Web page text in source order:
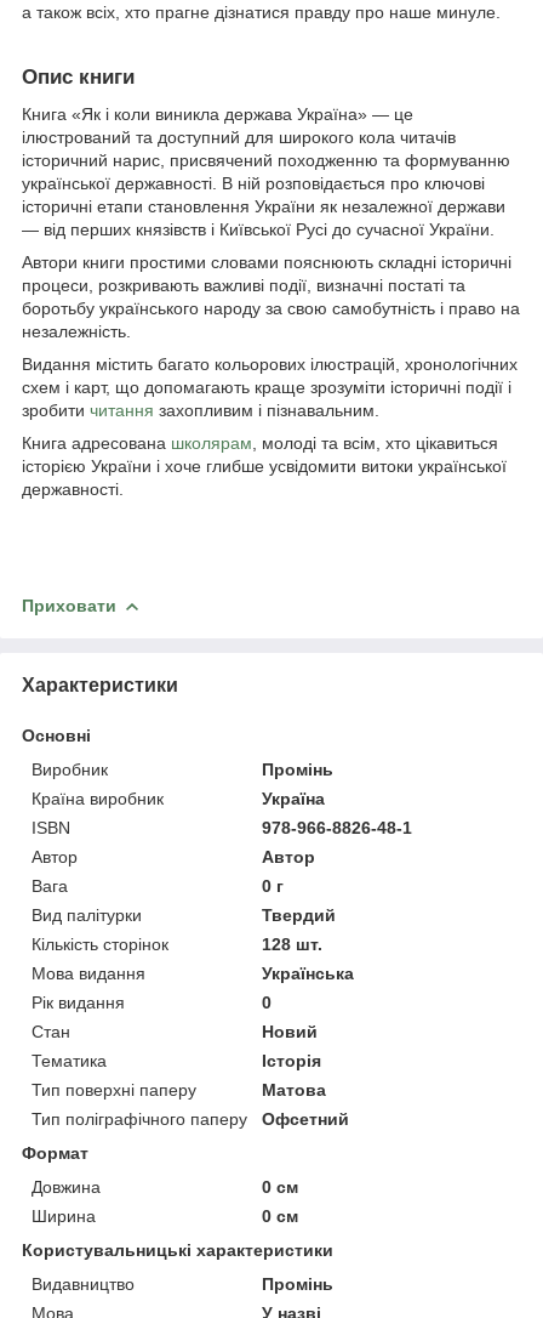
а також всіх, хто прагне дізнатися правду про наше минуле.
Опис книги
Книга «Як і коли виникла держава Україна» — це
ілюстрований та доступний для широкого кола читачів
історичний нарис, присвячений походженню та формуванню
української державності. В ній розповідається про ключові
історичні етапи становлення України як незалежної держави
— від перших князівств і Київської Русі до сучасної України.
Автори книги простими словами пояснюють складні історичні
процеси, розкривають важливі події, визначні постаті та
боротьбу українського народу за свою самобутність і право на
незалежність.
Видання містить багато кольорових ілюстрацій, хронологічних
схем і карт, що допомагають краще зрозуміти історичні події і
зробити читання захопливим і пізнавальним.
Книга адресована школярам , молоді та всім, хто цікавиться
історією України і хоче глибше усвідомити витоки української
державності.
Приховати
Характеристики
Основні
Виробник
Промінь
Країна виробник
Україна
ISBN
978-966-8826-48-1
Автор
Автор
Вага
0 г
Вид палітурки
Твердий
Кількість сторінок
128 шт.
Мова видання
Українська
Рік видання
0
Стан
Новий
Тематика
Історія
Тип поверхні паперу
Матова
Тип поліграфічного паперу
Офсетний
Формат
Довжина
0 см
Ширина
0 см
Користувальницькі характеристики
Видавництво
Промінь
Мова
У назві